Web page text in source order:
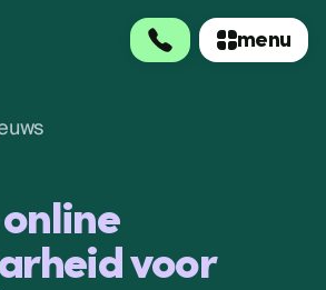
menu
voor